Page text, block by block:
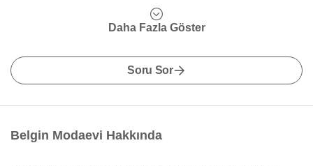
Daha Fazla Göster
Soru Sor
Belgin Modaevi Hakkında